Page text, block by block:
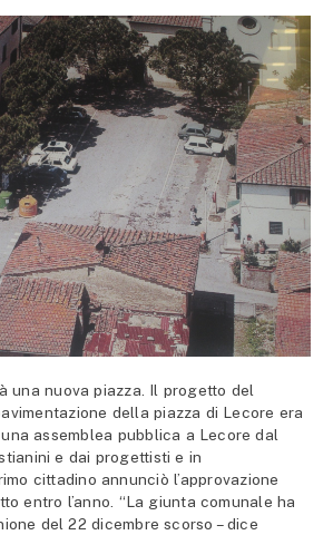
una nuova piazza. Il progetto del
della piazza di Lecore era
assemblea pubblica a Lecore dal
e dai progettisti e in
cittadino annunciò l’approvazione
entro l’anno. “La giunta comunale ha
del 22 dicembre scorso – dice